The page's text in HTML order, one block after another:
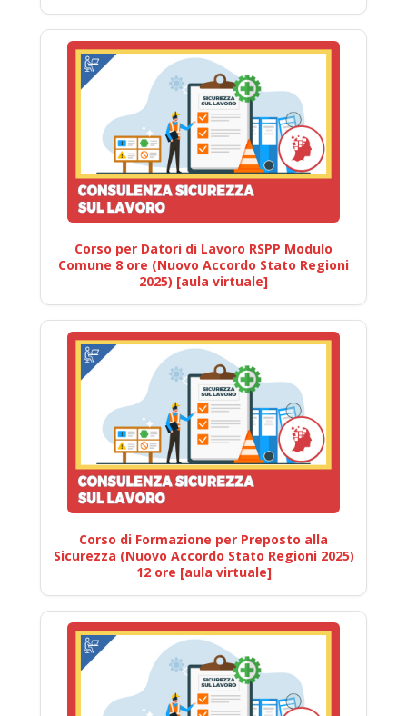
Corso per Datori di Lavoro RSPP Modulo
Comune 8 ore (Nuovo Accordo Stato Regioni
2025) [aula virtuale]
Corso di Formazione per Preposto alla
Sicurezza (Nuovo Accordo Stato Regioni 2025)
12 ore [aula virtuale]